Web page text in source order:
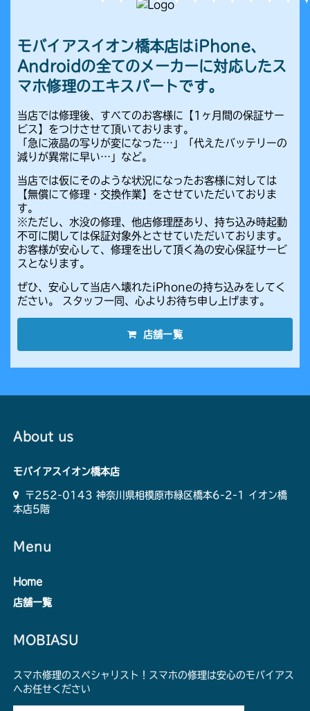
モバイアスイオン橋本店はiPhone、
Androidの全てのメーカーに対応したス
マホ修理のエキスパートです。
当店では修理後、すべてのお客様に【1ヶ月間の保証サー
ビス】をつけさせて頂いております。
「急に液晶の写りが変になった…」「代えたバッテリーの
減りが異常に早い…」など。
当店では仮にそのような状況になったお客様に対しては
【無償にて修理・交換作業】をさせていただいておりま
す。
※ただし、水没の修理、他店修理歴あり、持ち込み時起動
不可に関しては保証対象外とさせていただいております。
お客様が安心して、修理を出して頂く為の安心保証サービ
スとなります。
ぜひ、安心して当店へ壊れたiPhoneの持ち込みをしてく
ださい。 スタッフ一同、心よりお待ち申し上げます。
店舗一覧
About us
モバイアスイオン橋本店
〒252-0143 神奈川県相模原市緑区橋本6-2-1 イオン橋
本店5階
Menu
Home
店舗一覧
MOBIASU
スマホ修理のスペシャリスト！スマホの修理は安心のモバイアス
へお任せください